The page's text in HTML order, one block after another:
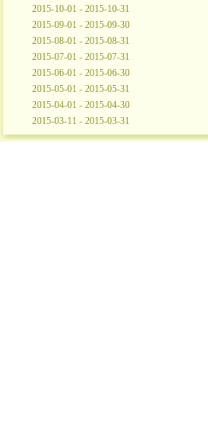
2015-10-01 - 2015-10-31
2015-09-01 - 2015-09-30
2015-08-01 - 2015-08-31
2015-07-01 - 2015-07-31
2015-06-01 - 2015-06-30
2015-05-01 - 2015-05-31
2015-04-01 - 2015-04-30
2015-03-11 - 2015-03-31